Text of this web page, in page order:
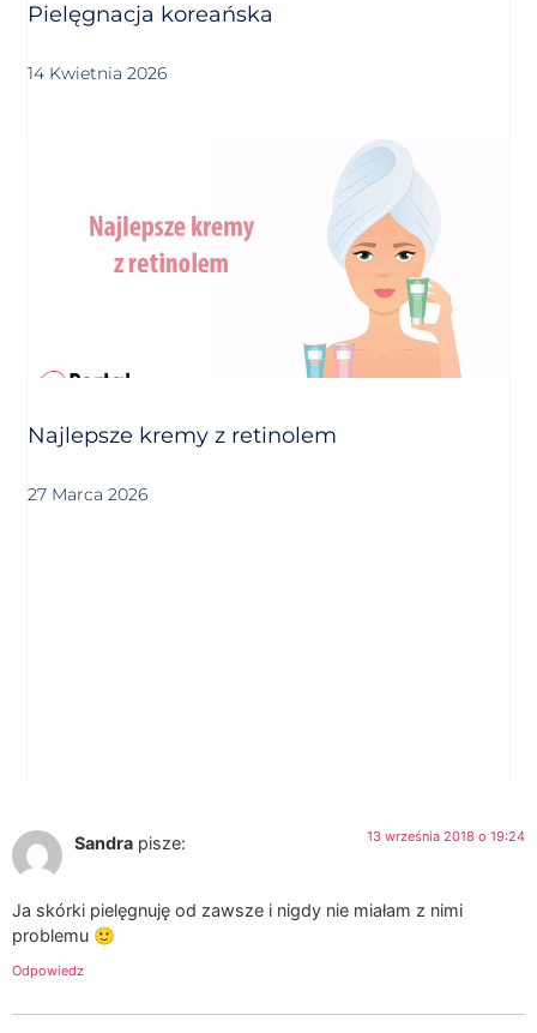
Pielęgnacja koreańska
14 Kwietnia 2026
Najlepsze kremy z retinolem
27 Marca 2026
Sandra pisze: 13 września 2018 o 19:24
Ja skórki pielęgnuję od zawsze i nigdy nie miałam z nimi
problemu 🙂
Odpowiedz